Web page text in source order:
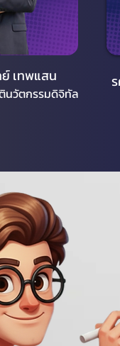
ย์ เทพแสน
นวัตกรรมดิจิทัล